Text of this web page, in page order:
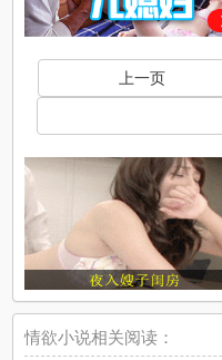
上一页
情欲小说相关阅读：